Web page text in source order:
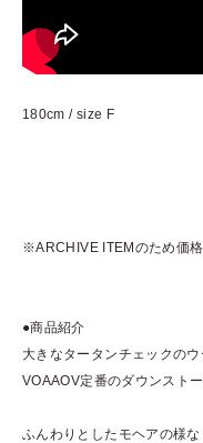
180cm / size F
※ARCHIVE ITEMのため価格
●商品紹介
大きなタータンチェックの
VOAAOV定番のダウンストー
ふんわりとしたモヘアの様な